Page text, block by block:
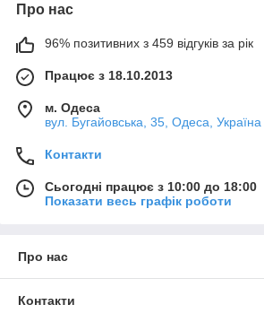
Про нас
96% позитивних з 459 відгуків за рік
Працює з 18.10.2013
м. Одеса
вул. Бугайовська, 35, Одеса, Україна
Контакти
Сьогодні працює з 10:00 до 18:00
Показати весь графік роботи
Про нас
Контакти